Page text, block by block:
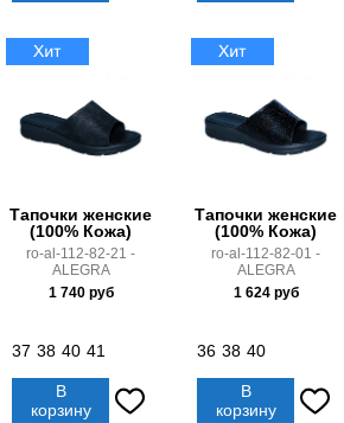
Тапочки женские
(100% Кожа)
ro-al-112-82-21 -
ALEGRA
1 740руб
37 38 40 41
В
корзину
Тапочки женские
(100% Кожа)
ro-al-112-82-01 -
ALEGRA
1 624руб
36 38 40
В
корзину